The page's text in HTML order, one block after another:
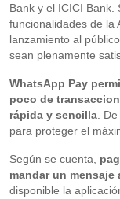
Bank y el ICICI
funcionalidades de la
lanzamiento al
sean plenamente
WhatsApp Pay
poco de
rápida y sencilla. De
para proteger el
Según se cuenta,
mandar un
disponible la